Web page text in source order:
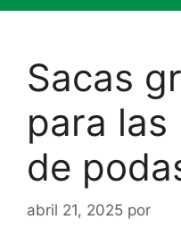
Sacas
para las
de
abril 21, 2025 por